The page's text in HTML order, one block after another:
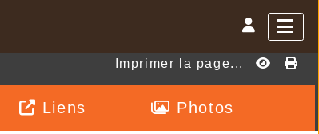
Imprimer la page...
Liens Photos